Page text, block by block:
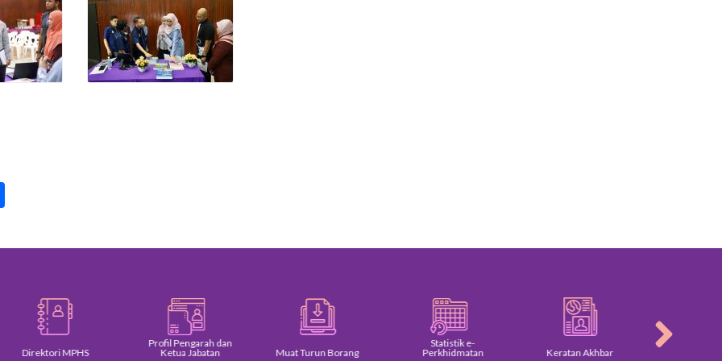
Direktori MPHS
Profil Pengarah dan
Ketua Jabatan
Muat Turun Borang
Statistik e-
Perkhidmatan
Keratan Akhbar